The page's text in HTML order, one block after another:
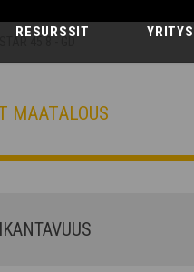
RESURSSIT YRITYS
MAATALOUS